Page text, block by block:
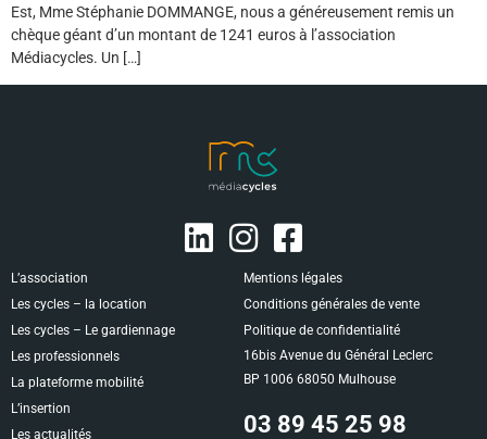
Est, Mme Stéphanie DOMMANGE, nous a généreusement remis un
chèque géant d’un montant de 1241 euros à l’association
Médiacycles. Un […]
L’association
Les cycles – la location
Les cycles – Le gardiennage
Les professionnels
La plateforme mobilité
L’insertion
Les actualités
16bis Avenue du Général Leclerc
BP 1006 68050 Mulhouse
03 89 45 25 98
Mentions légales
Conditions générales de vente
Politique de confidentialité